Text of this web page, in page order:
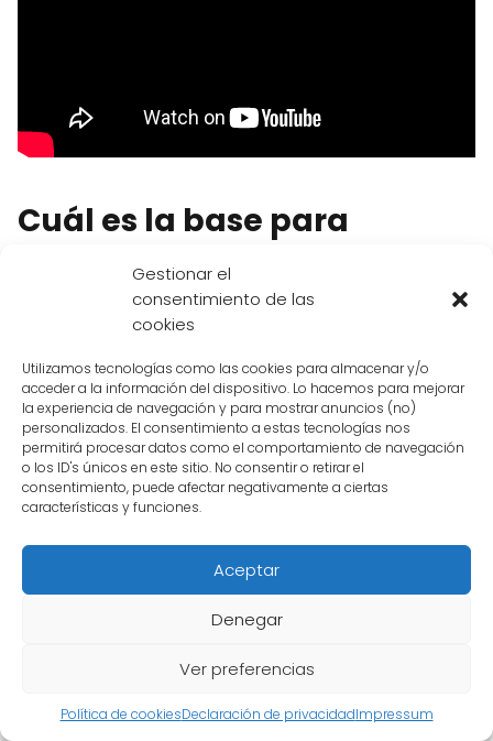
Gestionar el
consentimiento de las
cookies
Utilizamos tecnologías como las cookies para almacenar y/o
acceder a la información del dispositivo. Lo hacemos para mejorar
la experiencia de navegación y para mostrar anuncios (no)
personalizados. El consentimiento a estas tecnologías nos
permitirá procesar datos como el comportamiento de navegación
o los ID's únicos en este sitio. No consentir o retirar el
consentimiento, puede afectar negativamente a ciertas
características y funciones.
Aceptar
Denegar
Ver preferencias
Política de cookiesDeclaración de privacidadImpressum
Cuál es la base para
determinar quién es más
poderoso entre Pan y Zeno
La batalla definitiva entre dos personajes
poderosos ha sido objeto de debate entre los
fanáticos de Dragon Ball Super. En un rincón,
tenemos aPan, la hija de Gohan y Videl, quien
ha demostrado un gran potencial desde su
infancia. En el otro rincón, estáZeno Sama, el
rey de todos los universos y considerado
como el ser más poderoso en el multiverso.
Pan: la heredera del poder Saiyajin
es un personaje fascinante que ha